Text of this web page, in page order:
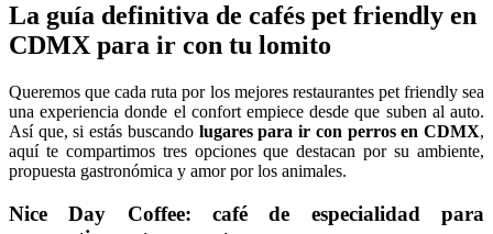
La guía definitiva de cafés pet friendly en
CDMX para ir con tu lomito
Queremos que cada ruta por los mejores restaurantes pet friendly sea
una experiencia donde el confort empiece desde que suben al auto.
Así que, si estás buscando lugares para ir con perros en CDMX,
aquí te compartimos tres opciones que destacan por su ambiente,
propuesta gastronómica y amor por los animales.
Nice Day Coffee: café de especialidad para